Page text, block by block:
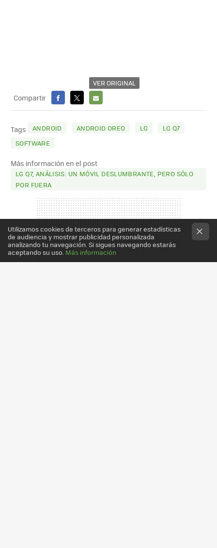
VER ORIGINAL
Compartir
FACEBOOK
X
E-
MAIL
Tags ANDROID ANDROID OREO LG
LG Q7
SOFTWARE
Más información en el post
LG Q7, ANÁLISIS: UN MÓVIL DESLUMBRANTE, PERO SÓLO
POR FUERA
Utilizamos cookies de terceros para generar estadísticas
de audiencia y mostrar publicidad personalizada
analizando tu navegación. Si sigues navegando estarás
aceptando su uso. Más información